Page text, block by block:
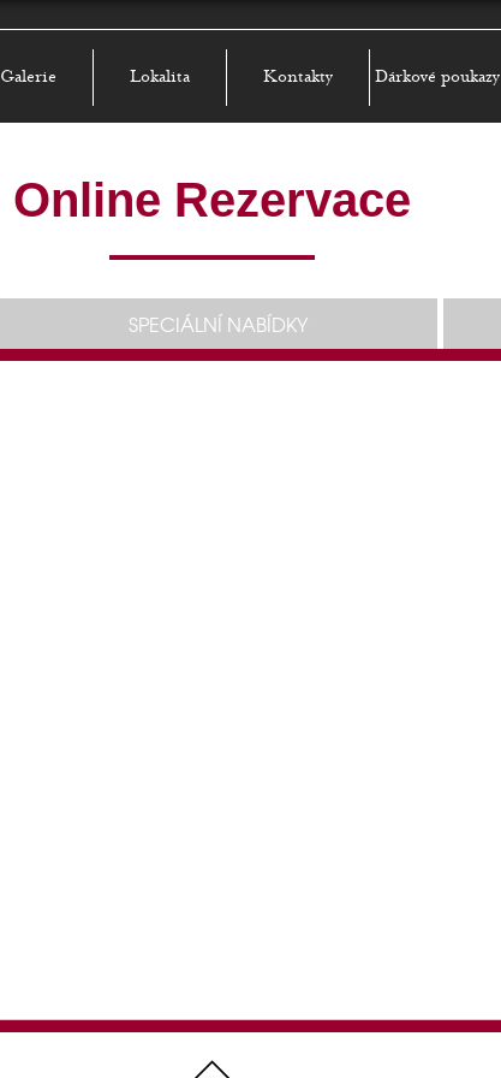
Galerie Lokalita Kontakty Dárkové poukazy
Online Rezervace
SPECIÁLNÍ NABÍDKY